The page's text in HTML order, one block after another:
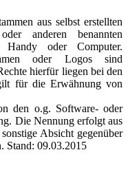
aus selbst erstellten
anderen benannten
Handy oder Computer.
oder Logos sind
hierfür liegen bei den
für die Erwähnung von
den o.g. Software- oder
Die Nennung erfolgt aus
Absicht gegenüber
Stand: 09.03.2015